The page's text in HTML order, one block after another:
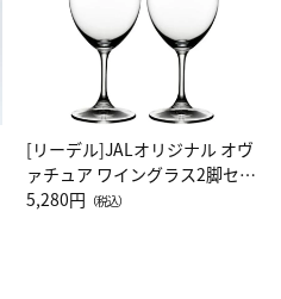
[リーデル]JALオリジナル オヴ
ァチュア ワイングラス2脚セッ
ト（レッドワイン）
5,280円 （税込）